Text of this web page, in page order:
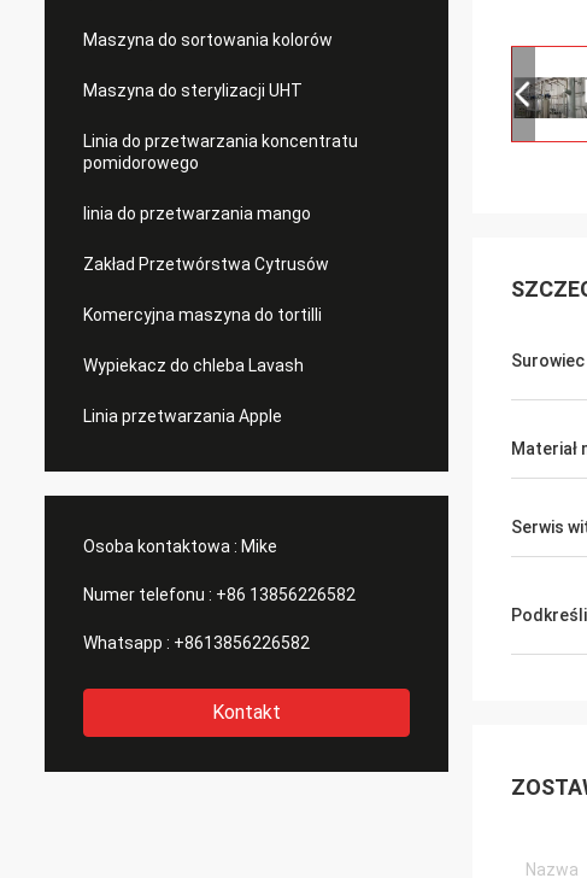
Maszyna do sortowania kolorów
Maszyna do sterylizacji UHT
Linia do przetwarzania koncentratu
pomidorowego
linia do przetwarzania mango
Zakład Przetwórstwa Cytrusów
Komercyjna maszyna do tortilli
Wypiekacz do chleba Lavash
Linia przetwarzania Apple
Osoba kontaktowa : Mike
Numer telefonu : +86 13856226582
Whatsapp : +8613856226582
Kontakt
Surowiec
Materiał
Serwis